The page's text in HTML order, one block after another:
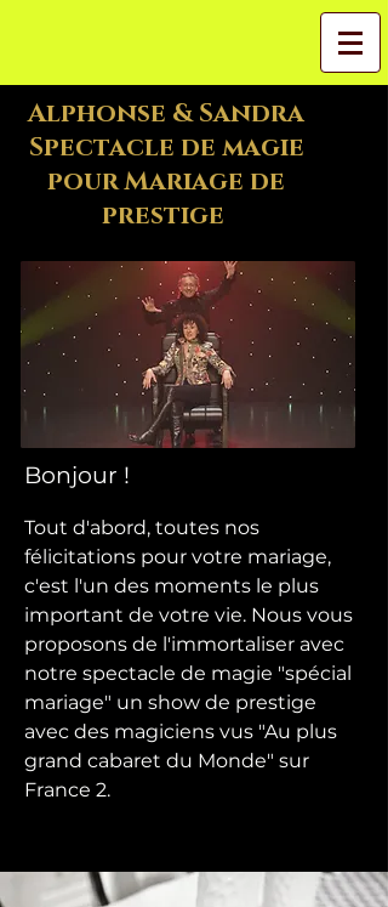
Alphonse & Sandra
Spectacle de magie
pour Mariage de
prestige
Bonjour !
Tout d'abord, toutes nos
félicitations pour votre mariage,
c'est l'un des moments le plus
important de votre vie. Nous vous
proposons de l'immortaliser avec
notre spectacle de magie "spécial
mariage" un show de prestige
avec des magiciens vus "Au plus
grand cabaret du Monde" sur
France 2.